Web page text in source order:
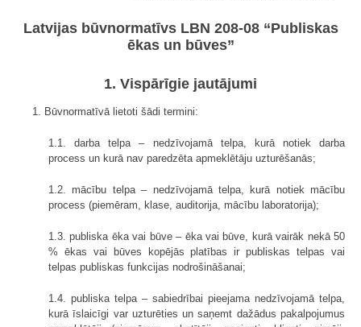
Latvijas būvnormatīvs LBN 208-08 “Publiskas
ēkas un būves”
1. Vispārīgie jautājumi
1. Būvnormatīvā lietoti šādi termini:
1.1. darba telpa – nedzīvojamā telpa, kurā notiek darba
process un kurā nav paredzēta apmeklētāju uzturēšanās;
1.2. mācību telpa – nedzīvojamā telpa, kurā notiek mācību
process (piemēram, klase, auditorija, mācību laboratorija);
1.3. publiska ēka vai būve – ēka vai būve, kurā vairāk nekā 50
% ēkas vai būves kopējās platības ir publiskas telpas vai
telpas publiskas funkcijas nodrošināšanai;
1.4. publiska telpa – sabiedrībai pieejama nedzīvojamā telpa,
kurā īslaicīgi var uzturēties un saņemt dažādus pakalpojumus